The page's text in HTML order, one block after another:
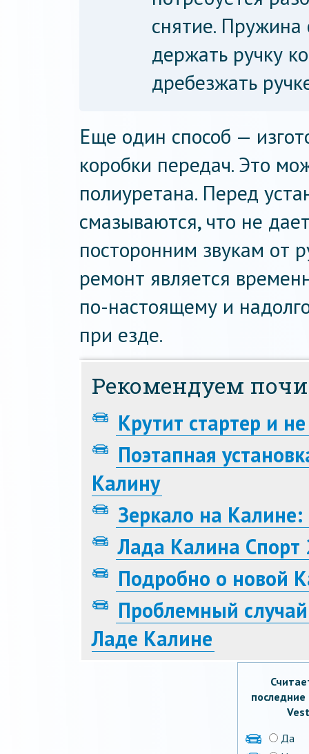
снятие. Пружина
держать ручку
дребезжать
Еще один способ —
коробки передач. Это
полиуретана. Перед
смазываются, что не
посторонним звукам от
ремонт является
по-настоящему и
при езде.
Рекомендуем
Крутит стартер и
Поэтапная
Калину
Зеркало на Калине:
Лада Калина Спорт
Подробно о новой
Проблемный
Ладе Калине
Да